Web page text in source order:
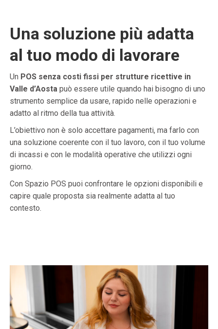
Una soluzione più adatta
al tuo modo di lavorare
Un POS senza costi fissi per strutture ricettive in
Valle d’Aosta può essere utile quando hai bisogno di uno
strumento semplice da usare, rapido nelle operazioni e
adatto al ritmo della tua attività.
L’obiettivo non è solo accettare pagamenti, ma farlo con
una soluzione coerente con il tuo lavoro, con il tuo volume
di incassi e con le modalità operative che utilizzi ogni
giorno.
Con Spazio POS puoi confrontare le opzioni disponibili e
capire quale proposta sia realmente adatta al tuo
contesto.